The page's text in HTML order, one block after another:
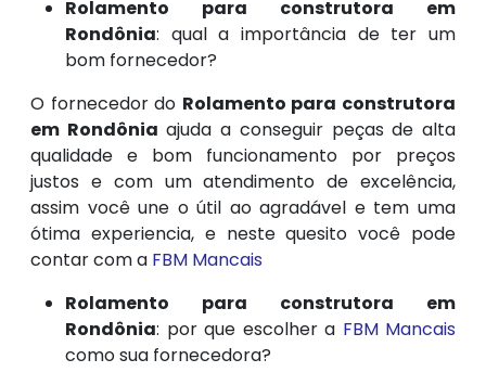
Rolamento para construtora em
Rondônia: qual a importância de ter um
bom fornecedor?
O fornecedor do Rolamento para construtora
em Rondônia ajuda a conseguir peças de alta
qualidade e bom funcionamento por preços
justos e com um atendimento de excelência,
assim você une o útil ao agradável e tem uma
ótima experiencia, e neste quesito você pode
contar com a FBM Mancais
Rolamento para construtora em
Rondônia: por que escolher a FBM Mancais
como sua fornecedora?